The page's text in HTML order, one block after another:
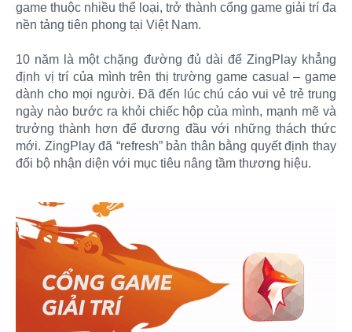
game thuộc nhiều thể loại, trở thành cổng game giải trí đa
nền tảng tiên phong tại Việt Nam.
10 năm là một chặng đường đủ dài để ZingPlay khẳng
định vị trí của mình trên thị trường game casual – game
dành cho mọi người. Đã đến lúc chú cáo vui vẻ trẻ trung
ngày nào bước ra khỏi chiếc hộp của mình, mạnh mẽ và
trưởng thành hơn để đương đầu với những thách thức
mới. ZingPlay đã “refresh” bản thân bằng quyết định thay
đổi bộ nhận diện với mục tiêu nâng tầm thương hiệu.